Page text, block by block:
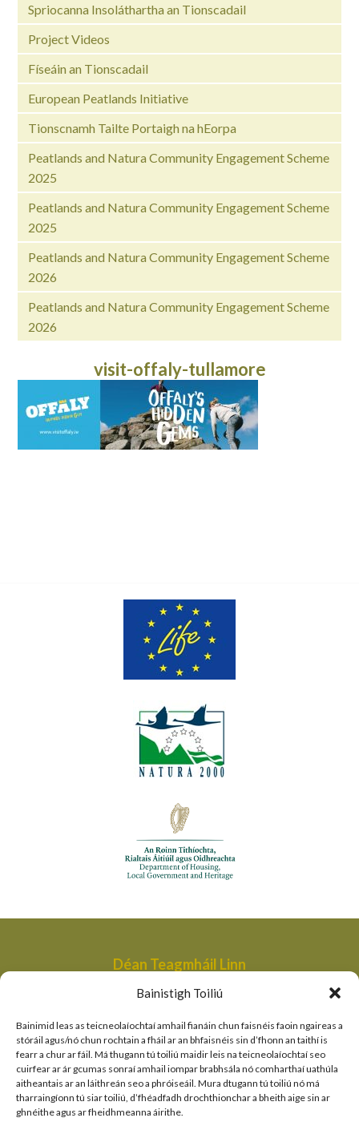
Bainistigh Toiliú
Bainimid leas as teicneolaíochtaí amhail fianáin chun faisnéis faoin ngaireas a
stóráil agus/nó chun rochtain a fháil ar an bhfaisnéis sin d’fhonn an taithí is
fearr a chur ar fáil. Má thugann tú toiliú maidir leis na teicneolaíochtaí seo
cuirfear ar ár gcumas sonraí amhail iompar brabhsála nó comharthaí uathúla
aitheantais ar an láithreán seo a phróiseáil. Mura dtugann tú toiliú nó má
tharraingíonn tú siar toiliú, d’fhéadfadh drochthionchar a bheith aige sin ar
ghnéithe agus ar fheidhmeanna áirithe.
Spriocanna Insoláthartha an Tionscadail
Project Videos
Físeáin an Tionscadail
European Peatlands Initiative
Tionscnamh Tailte Portaigh na hEorpa
Peatlands and Natura Community Engagement Scheme
2025
Peatlands and Natura Community Engagement Scheme
2025
Peatlands and Natura Community Engagement Scheme
2026
Peatlands and Natura Community Engagement Scheme
2026
visit-offaly-tullamore
Déan Teagmháil Linn
Aonad Bainistithe na dTailte Móna,
An Roinn Tithíochta, Rialtais Áitiúil agus Oidhreachta,
Bóthair an Bhaile Nua,
Loch Garman,
peatlandsmanagement@housing.gov.ie
Naisc Thapa
An Roinn Tithíochta, Rialtais Áitiúil agus Oidhreachta